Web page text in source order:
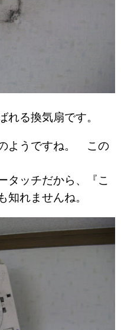
れる換気扇です。
ようですね。 この
タッチだから、『こ
知れませんね。